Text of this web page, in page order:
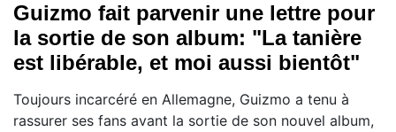
Guizmo fait parvenir une lettre pour
la sortie de son album: "La tanière
est libérable, et moi aussi bientôt"
Toujours incarcéré en Allemagne, Guizmo a tenu à
rassurer ses fans avant la sortie de son nouvel album,